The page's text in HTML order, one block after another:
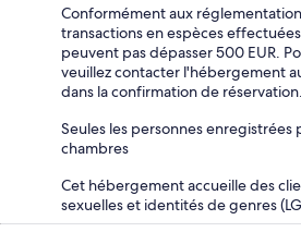
Conformément aux
transactions en espèces
peuvent pas dépasser 500 EUR.
veuillez contacter l'hébergement
dans la confirmation de réservation.
Seules les personnes enregistrées
chambres
Cet hébergement accueille des
sexuelles et identités de genres